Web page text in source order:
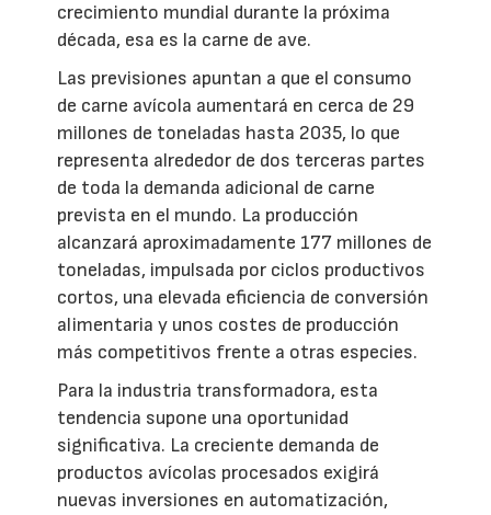
crecimiento mundial durante la próxima
década, esa es la carne de ave.
Las previsiones apuntan a que el consumo
de carne avícola aumentará en cerca de 29
millones de toneladas hasta 2035, lo que
representa alrededor de dos terceras partes
de toda la demanda adicional de carne
prevista en el mundo. La producción
alcanzará aproximadamente 177 millones de
toneladas, impulsada por ciclos productivos
cortos, una elevada eficiencia de conversión
alimentaria y unos costes de producción
más competitivos frente a otras especies.
Para la industria transformadora, esta
tendencia supone una oportunidad
significativa. La creciente demanda de
productos avícolas procesados exigirá
nuevas inversiones en automatización,